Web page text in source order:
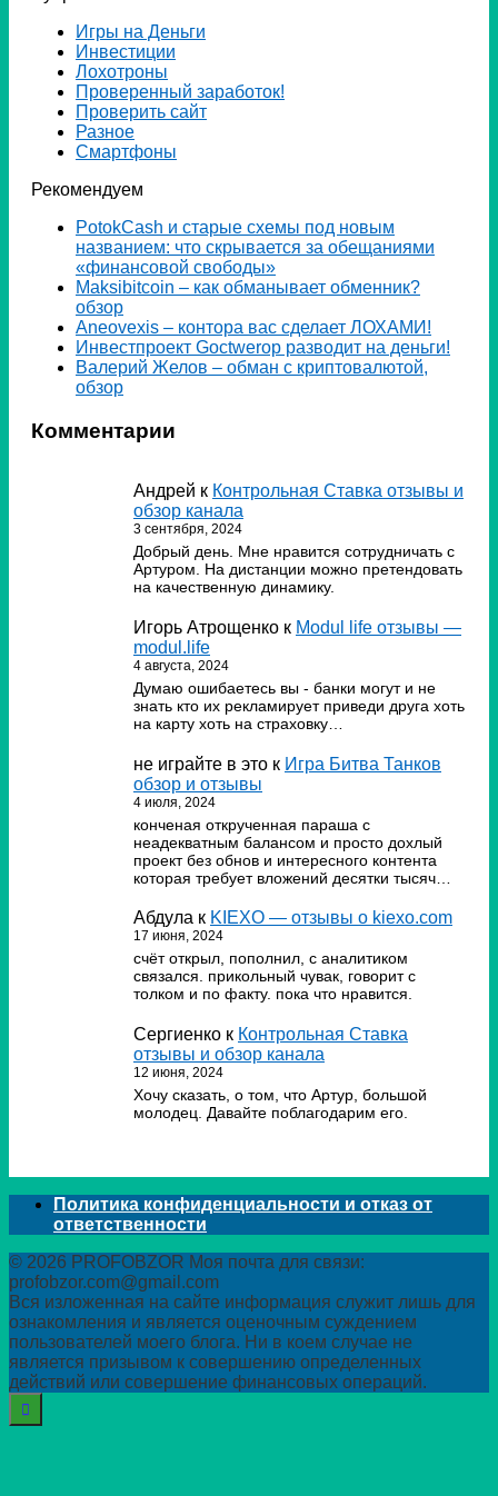
Игры на Деньги
Инвестиции
Лохотроны
Проверенный заработок!
Проверить сайт
Разное
Смартфоны
Рекомендуем
PotokCash и старые схемы под новым
названием: что скрывается за обещаниями
«финансовой свободы»
Мaksibitcoin – как обманывает обменник?
обзор
Аneovexis – контора вас сделает ЛОХАМИ!
Инвестпроект Goctwerop разводит на деньги!
Валерий Желов – обман с криптовалютой,
обзор
Комментарии
Андрей к Контрольная Ставка отзывы и
обзор канала
3 сентября, 2024
Добрый день. Мне нравится сотрудничать с
Артуром. На дистанции можно претендовать
на качественную динамику.
Игорь Атрощенко к Modul life отзывы —
modul.life
4 августа, 2024
Думаю ошибаетесь вы - банки могут и не
знать кто их рекламирует приведи друга хоть
на карту хоть на страховку…
не играйте в это к Игра Битва Танков
обзор и отзывы
4 июля, 2024
конченая открученная параша с
неадекватным балансом и просто дохлый
проект без обнов и интересного контента
которая требует вложений десятки тысяч…
Абдула к KIEXO — отзывы о kiexo.com
17 июня, 2024
счёт открыл, пополнил, с аналитиком
связался. прикольный чувак, говорит с
толком и по факту. пока что нравится.
Сергиенко к Контрольная Ставка
отзывы и обзор канала
12 июня, 2024
Хочу сказать, о том, что Артур, большой
молодец. Давайте поблагодарим его.
Политика конфиденциальности и отказ от
ответственности
© 2026 PROFOBZOR Моя почта для связи:
profobzor.com@gmail.com
Вся изложенная на сайте информация служит лишь для
ознакомления и является оценочным суждением
пользователей моего блога. Ни в коем случае не
является призывом к совершению определенных
действий или совершение финансовых операций.